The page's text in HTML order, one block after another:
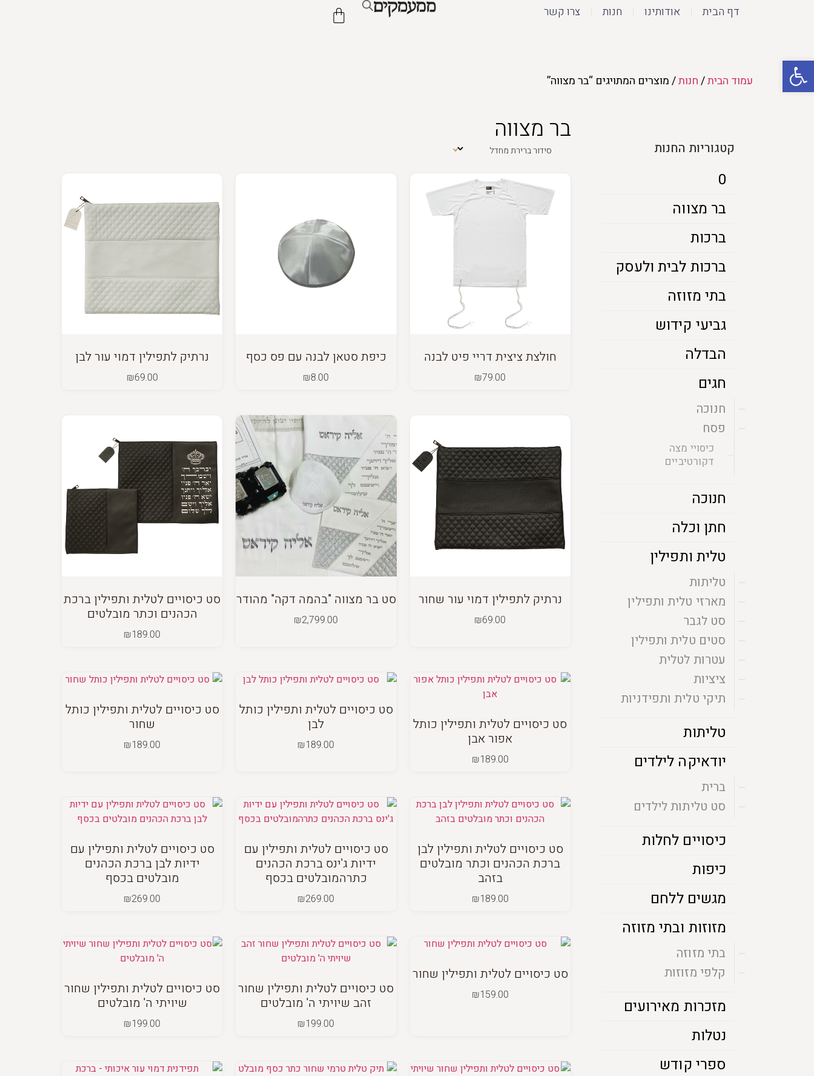
פתח סרגל נגישות
דף הבית אודותינו חנות צרו קשר
עמוד הבית/חנות/ מוצרים המתויגים “בר מצווה”
קטגוריות החנות
0
בר מצווה
ברכות
ברכות לבית ולעסק
בתי מזוזה
גביעי קידוש
הבדלה
חגים
חנוכה
פסח
כיסויי מצה
דקורטיביים
חנוכה
חתן וכלה
טלית ותפילין
טליתות
מארזי טלית ותפילין
סט לגבר
סטים טלית ותפילין
עטרות לטלית
ציציות
תיקי טלית ותפידניות
טליתות
יודאיקה לילדים
ברית
סט טליתות לילדים
כיסויים לחלות
כיפות
מגשים ללחם
מזוזות ובתי מזוזה
בתי מזוזה
קלפי מזוזות
מזכרות מאירועים
נטלות
ספרי קודש
בר מצווה
חולצת ציצית דריי פיט לבנה
₪79.00
כיפת סטאן לבנה עם פס כסף
₪8.00
נרתיק לתפילין דמוי עור לבן
₪69.00
נרתיק לתפילין דמוי עור שחור
₪69.00
סט בר מצווה "בהמה דקה" מהודר
₪2,799.00
סט כיסויים לטלית ותפילין ברכת
הכהנים וכתר מובלטים
₪189.00
סט כיסויים לטלית ותפילין כותל
אפור אבן
₪189.00
סט כיסויים לטלית ותפילין כותל
לבן
₪189.00
סט כיסויים לטלית ותפילין כותל
שחור
₪189.00
סט כיסויים לטלית ותפילין לבן
ברכת הכהנים וכתר מובלטים
בזהב
₪189.00
סט כיסויים לטלית ותפילין עם
ידיות ג'ינס ברכת הכהנים
כתרהמובלטים בכסף
₪269.00
סט כיסויים לטלית ותפילין עם
ידיות לבן ברכת הכהנים
מובלטים בכסף
₪269.00
סט כיסויים לטלית ותפילין שחור
₪159.00
סט כיסויים לטלית ותפילין שחור
זהב שיויתי ה' מובלטים
₪199.00
סט כיסויים לטלית ותפילין שחור
שיויתי ה' מובלטים
₪199.00